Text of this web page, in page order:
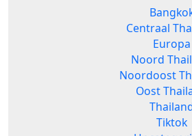
Centraal
Europa
Noord
Noordoost
Oost
Tiktok